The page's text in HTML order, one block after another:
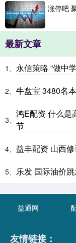
涨停吧
最新文章
1、 永信策略 “做中
2、 牛盘宝 3480名
3、
鸿E配资 什么是
节
4、 益丰配资 山西
5、 乐发 国际油价
益通网
友情链接：